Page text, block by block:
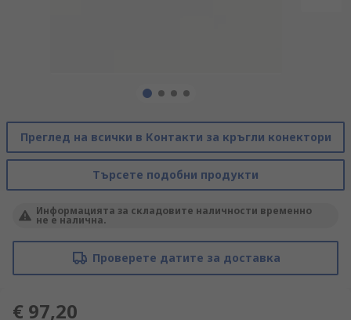
Преглед на всички в Контакти за кръгли конектори
Търсете подобни продукти
Информацията за складовите наличности временно
не е налична.
Проверете датите за доставка
€ 97,20